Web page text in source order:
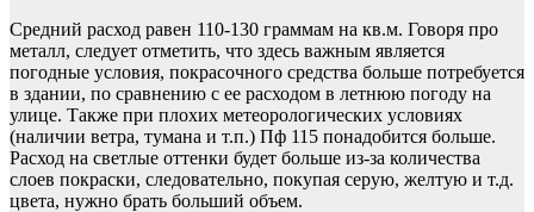
Средний расход равен 110-130 граммам на кв.м. Говоря про
металл, следует отметить, что здесь важным является
погодные условия, покрасочного средства больше потребуется
в здании, по сравнению с ее расходом в летнюю погоду на
улице. Также при плохих метеорологических условиях
(наличии ветра, тумана и т.п.) Пф 115 понадобится больше.
Расход на светлые оттенки будет больше из-за количества
слоев покраски, следовательно, покупая серую, желтую и т.д.
цвета, нужно брать больший объем.